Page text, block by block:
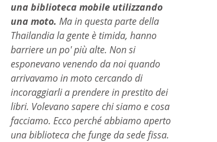
una biblioteca mobile utilizzando
una moto. Ma in questa parte della
Thailandia la gente è timida, hanno
barriere un po' più alte. Non si
esponevano venendo da noi quando
arrivavamo in moto cercando di
incoraggiarli a prendere in prestito dei
libri. Volevano sapere chi siamo e cosa
facciamo. Ecco perché abbiamo aperto
una biblioteca che funge da sede fissa.